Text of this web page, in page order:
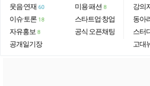
웃음·연재 60
이슈·토론 18
자유홍보 8
공개일기장
미용·패션 8
스타트업·창업
공식 오픈채팅
강의
동아
스터
고대